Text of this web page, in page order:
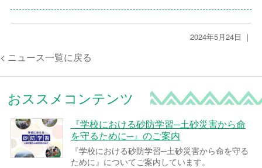
2024年5月24日 ｜
< ニュース一覧に戻る
おススメコンテンツ
『学校における砂防学習─土砂災害から命
を守るために─』のご案内
『学校における砂防学習─土砂災害から命を守る
ために』についてご案内しています。